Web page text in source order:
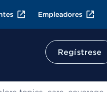
Empleadores
Regístrese